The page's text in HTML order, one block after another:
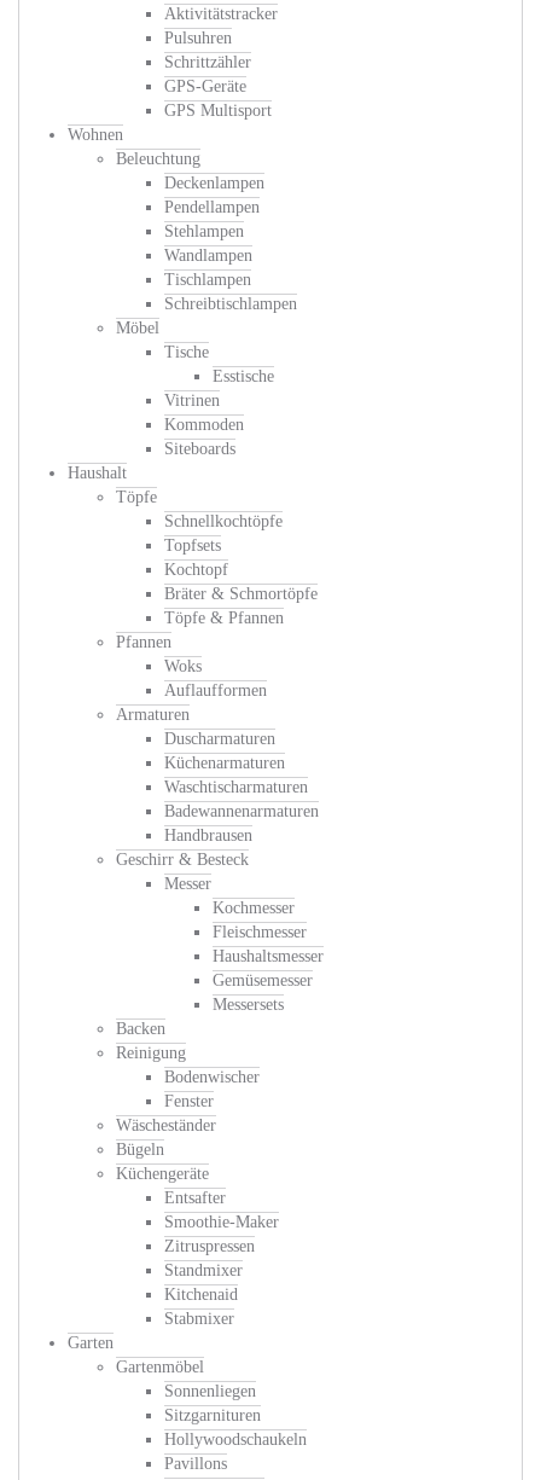
Aktivitätstracker
Pulsuhren
Schrittzähler
GPS-Geräte
GPS Multisport
Wohnen
Beleuchtung
Deckenlampen
Pendellampen
Stehlampen
Wandlampen
Tischlampen
Schreibtischlampen
Möbel
Tische
Esstische
Vitrinen
Kommoden
Siteboards
Haushalt
Töpfe
Schnellkochtöpfe
Topfsets
Kochtopf
Bräter & Schmortöpfe
Töpfe & Pfannen
Pfannen
Woks
Auflaufformen
Armaturen
Duscharmaturen
Küchenarmaturen
Waschtischarmaturen
Badewannenarmaturen
Handbrausen
Geschirr & Besteck
Messer
Kochmesser
Fleischmesser
Haushaltsmesser
Gemüsemesser
Messersets
Backen
Reinigung
Bodenwischer
Fenster
Wäscheständer
Bügeln
Küchengeräte
Entsafter
Smoothie-Maker
Zitruspressen
Standmixer
Kitchenaid
Stabmixer
Garten
Gartenmöbel
Sonnenliegen
Sitzgarnituren
Hollywoodschaukeln
Pavillons